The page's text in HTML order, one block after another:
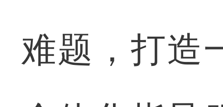
难题，打造